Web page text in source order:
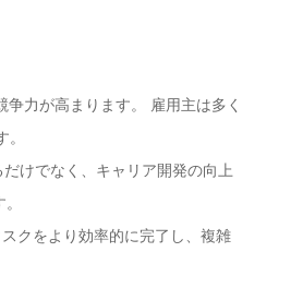
力が高まります。 雇用主は多く
けでなく、キャリア開発の向上
クをより効率的に完了し、複雑